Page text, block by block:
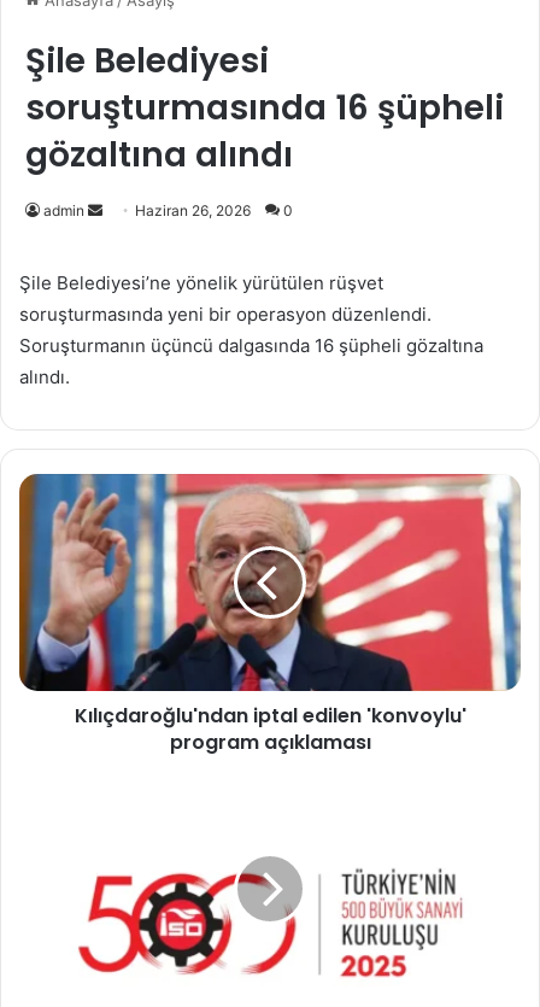
Şile Belediyesi
soruşturmasında 16 şüpheli
gözaltına alındı
admin
Bir
göndermek
Haziran 26, 2026 0
Şile Belediyesi’ne yönelik yürütülen rüşvet
soruşturmasında yeni bir operasyon düzenlendi.
Soruşturmanın üçüncü dalgasında 16 şüpheli gözaltına
alındı.
Kılıçdaroğlu'ndan
edilen
'konvoylu'
program
açıklaması
Kılıçdaroğlu'ndan iptal edilen 'konvoylu'
program açıklaması